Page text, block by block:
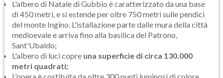
L'albero di Natale di Gubbio è caratterizzato da una base
di 450 metri, e si estende per oltre 750 metri sulle pendici
del monte Ingino. L'istallazione parte dalle mura della città
medioevale e arriva fino alla basilica del Patrono,
Sant'Ubaldo;
L'albero di luci copre una superficie di circa 130.000
metri quadrati;
L'opera è costituita da oltre 300 punti luminosi di colore